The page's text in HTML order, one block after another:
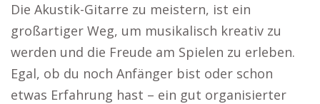
Die Akustik-Gitarre zu meistern, ist ein
großartiger Weg, um musikalisch kreativ zu
werden und die Freude am Spielen zu erleben.
Egal, ob du noch Anfänger bist oder schon
etwas Erfahrung hast – ein gut organisierter